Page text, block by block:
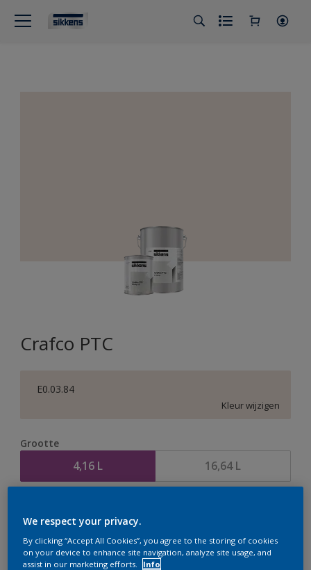
Crafco PTC
E0.03.84
Kleur wijzigen
Grootte
4,16 L 16,64 L
We respect your privacy.
By clicking “Accept All Cookies”, you agree to the storing of cookies
on your device to enhance site navigation, analyze site usage, and
assist in our marketing efforts.
Info